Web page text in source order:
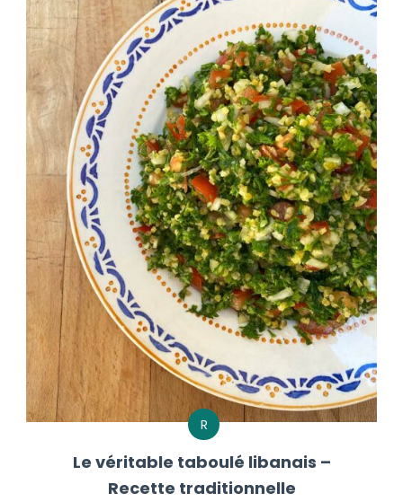
R
Le véritable taboulé libanais –
Recette traditionnelle